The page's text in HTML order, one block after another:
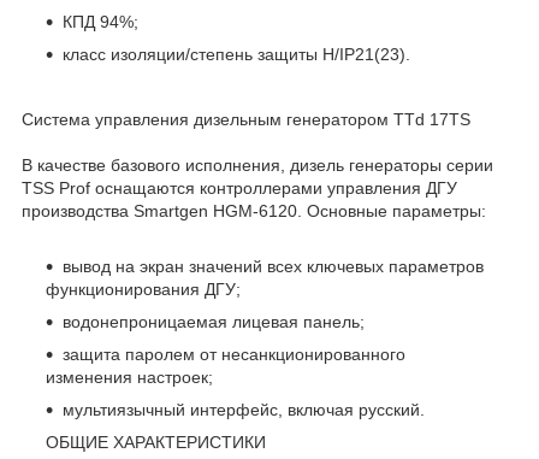
КПД 94%;
класс изоляции/степень защиты H/IP21(23).
Система управления дизельным генератором TTd 17TS
В качестве базового исполнения, дизель генераторы серии
TSS Prof оснащаются контроллерами управления ДГУ
производства Smartgen HGM-6120. Основные параметры:
вывод на экран значений всех ключевых параметров
функционирования ДГУ;
водонепроницаемая лицевая панель;
защита паролем от несанкционированного
изменения настроек;
мультиязычный интерфейс, включая русский.
ОБЩИЕ ХАРАКТЕРИСТИКИ